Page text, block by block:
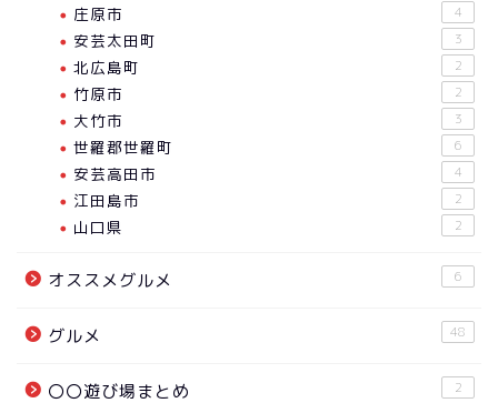
庄原市 4
安芸太田町 3
北広島町 2
竹原市 2
大竹市 3
世羅郡世羅町 6
安芸高田市 4
江田島市 2
山口県 2
オススメグルメ 6
グルメ 48
〇〇遊び場まとめ 2